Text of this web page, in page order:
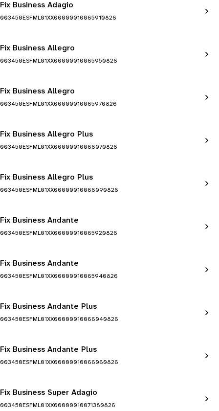
Fix Business Adagio
003450ESFML01XX00000010065910826
Fix Business Allegro
003450ESFML01XX00000010065950826
Fix Business Allegro
003450ESFML01XX00000010065970826
Fix Business Allegro Plus
003450ESFML01XX00000010066070826
Fix Business Allegro Plus
003450ESFML01XX00000010066090826
Fix Business Andante
003450ESFML01XX00000010065920826
Fix Business Andante
003450ESFML01XX00000010065940826
Fix Business Andante Plus
003450ESFML01XX00000010066040826
Fix Business Andante Plus
003450ESFML01XX00000010066060826
Fix Business Super Adagio
003450ESFML01XX00000010071380826